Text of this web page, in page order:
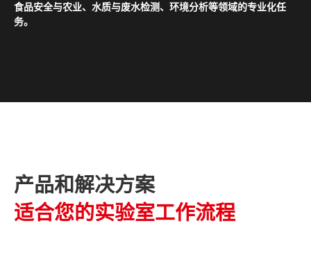
食品安全与农业、水质与废水检测、环境分析等领域的专业化任
务。
产品和解决方案
适合您的实验室工作流程